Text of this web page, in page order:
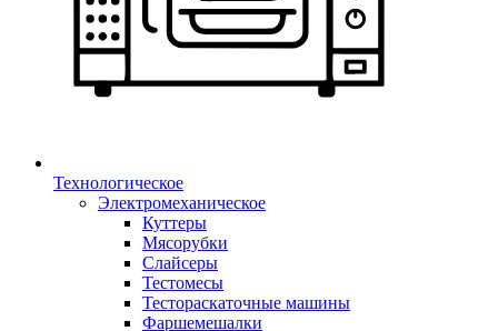
Технологическое
Электромеханическое
Куттеры
Мясорубки
Слайсеры
Тестомесы
Тестораскаточные машины
Фаршемешалки